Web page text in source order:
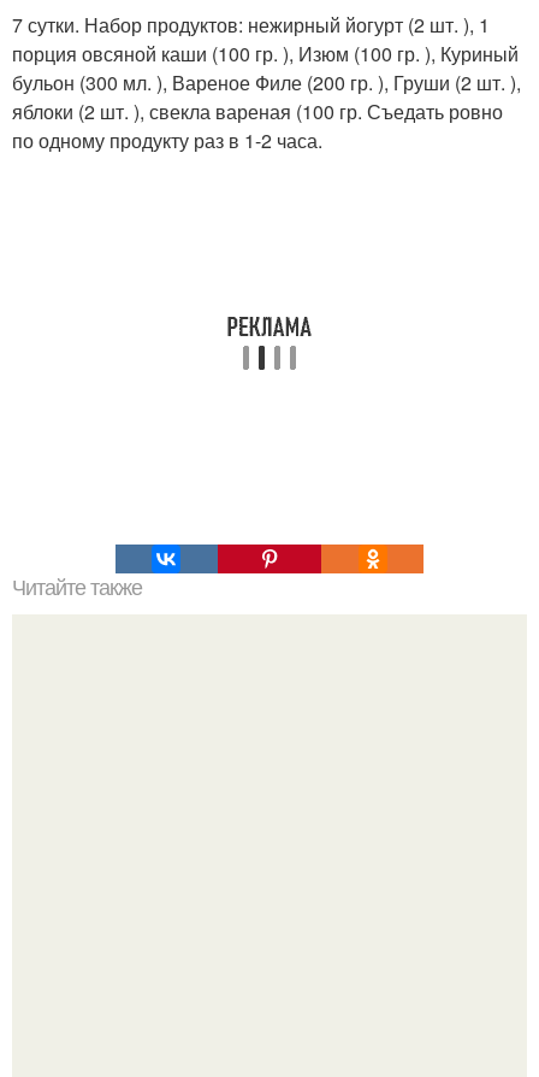
7 сутки. Набор продуктов: нежирный йогурт (2 шт. ), 1
порция овсяной каши (100 гр. ), Изюм (100 гр. ), Куриный
бульон (300 мл. ), Вареное Филе (200 гр. ), Груши (2 шт. ),
яблоки (2 шт. ), свекла вареная (100 гр. Съедать ровно
по одному продукту раз в 1-2 часа.
Читайте также